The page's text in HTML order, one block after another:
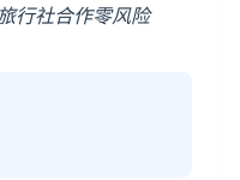
行社合作零风险